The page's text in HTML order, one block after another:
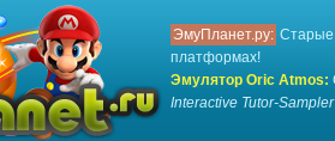
ЭмуПланет.ру: Старые
платформах!
Эмулятор Oric Atmos:
Interactive Tutor-